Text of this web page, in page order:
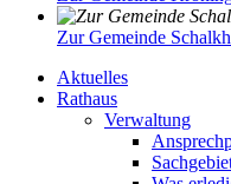
Zur Gemeinde
Aktuelles
Rathaus
Verwaltung